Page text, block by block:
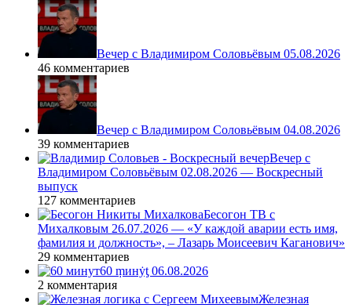
Вечер с Владимиром Соловьёвым 05.08.2026
46 комментариев
Вечер с Владимиром Соловьёвым 04.08.2026
39 комментариев
Вечер с
Владимиром Соловьёвым 02.08.2026 — Воскресный
выпуск
127 комментариев
Бесогон ТВ с
Михалковым 26.07.2026 — «У каждой аварии есть имя,
фамилия и должность», – Лазарь Моисеевич Каганович»
29 комментариев
60 ṃинẏƫ 06.08.2026
2 комментария
Железная